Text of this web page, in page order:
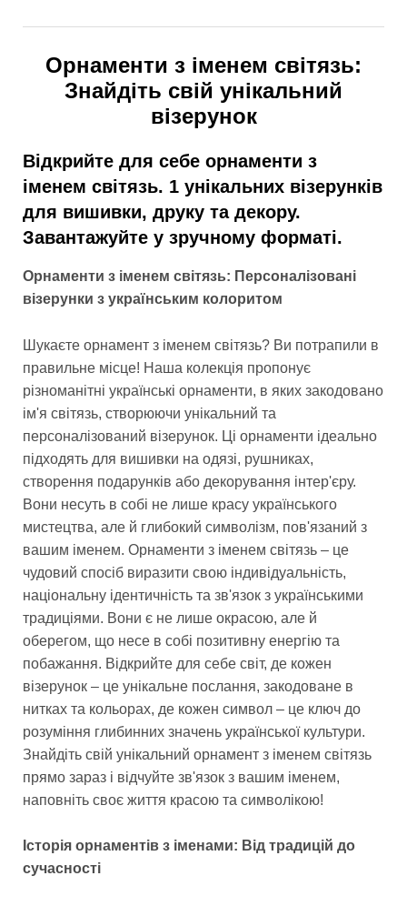
Орнаменти з іменем світязь:
Знайдіть свій унікальний
візерунок
Відкрийте для себе орнаменти з
іменем світязь. 1 унікальних візерунків
для вишивки, друку та декору.
Завантажуйте у зручному форматі.
Орнаменти з іменем світязь: Персоналізовані
візерунки з українським колоритом
Шукаєте орнамент з іменем світязь? Ви потрапили в
правильне місце! Наша колекція пропонує
різноманітні українські орнаменти, в яких закодовано
ім'я світязь, створюючи унікальний та
персоналізований візерунок. Ці орнаменти ідеально
підходять для вишивки на одязі, рушниках,
створення подарунків або декорування інтер'єру.
Вони несуть в собі не лише красу українського
мистецтва, але й глибокий символізм, пов'язаний з
вашим іменем. Орнаменти з іменем світязь – це
чудовий спосіб виразити свою індивідуальність,
національну ідентичність та зв'язок з українськими
традиціями. Вони є не лише окрасою, але й
оберегом, що несе в собі позитивну енергію та
побажання. Відкрийте для себе світ, де кожен
візерунок – це унікальне послання, закодоване в
нитках та кольорах, де кожен символ – це ключ до
розуміння глибинних значень української культури.
Знайдіть свій унікальний орнамент з іменем світязь
прямо зараз і відчуйте зв'язок з вашим іменем,
наповніть своє життя красою та символікою!
Історія орнаментів з іменами: Від традицій до
сучасності